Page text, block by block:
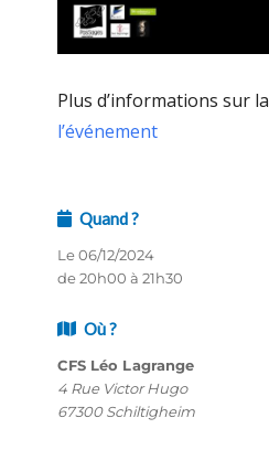
Plus d’informations sur la
l’événement
Quand ?
Le 06/12/2024
de 20h00 à 21h30
Où ?
CFS Léo Lagrange
4 Rue Victor Hugo
67300 Schiltigheim